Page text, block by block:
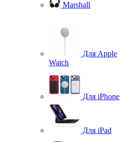
Marshall
Для Apple
Watch
Для iPhone
Для iPad